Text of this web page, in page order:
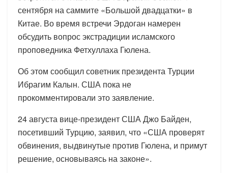
сентября на саммите «Большой двадцатки» в
Китае. Во время встречи Эрдоган намерен
обсудить вопрос экстрадиции исламского
проповедника Фетхуллаха Гюлена.
Об этом сообщил советник президента Турции
Ибрагим Калын. США пока не
прокомментировали это заявление.
24 августа вице-президент США Джо Байден,
посетивший Турцию, заявил, что «США проверят
обвинения, выдвинутые против Гюлена, и примут
решение, основываясь на законе».